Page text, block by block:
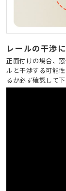
レールの干渉
正面付けの場合、
ルと干渉する可能
るか必ず確認して下